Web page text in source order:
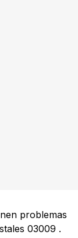
problemas
03009 .